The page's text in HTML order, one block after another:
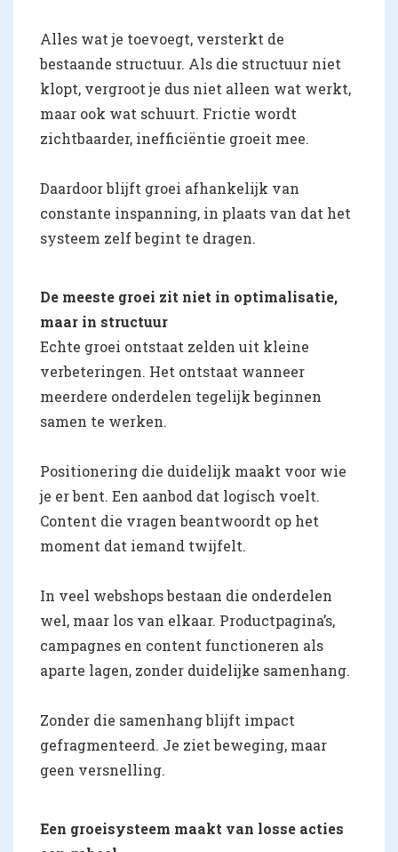
Alles wat je toevoegt, versterkt de
bestaande structuur. Als die structuur niet
klopt, vergroot je dus niet alleen wat werkt,
maar ook wat schuurt. Frictie wordt
zichtbaarder, inefficiëntie groeit mee.
Daardoor blijft groei afhankelijk van
constante inspanning, in plaats van dat het
systeem zelf begint te dragen.
De meeste groei zit niet in optimalisatie,
maar in structuur
Echte groei ontstaat zelden uit kleine
verbeteringen. Het ontstaat wanneer
meerdere onderdelen tegelijk beginnen
samen te werken.
Positionering die duidelijk maakt voor wie
je er bent. Een aanbod dat logisch voelt.
Content die vragen beantwoordt op het
moment dat iemand twijfelt.
In veel webshops bestaan die onderdelen
wel, maar los van elkaar. Productpagina’s,
campagnes en content functioneren als
aparte lagen, zonder duidelijke samenhang.
Zonder die samenhang blijft impact
gefragmenteerd. Je ziet beweging, maar
geen versnelling.
Een groeisysteem maakt van losse acties